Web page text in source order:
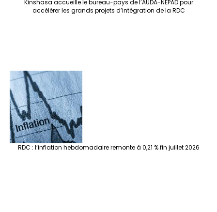
Kinshasa accueille le bureau-pays de l’AUDA-NEPAD pour
accélérer les grands projets d’intégration de la RDC
RDC : l’inflation hebdomadaire remonte à 0,21 % fin juillet 2026